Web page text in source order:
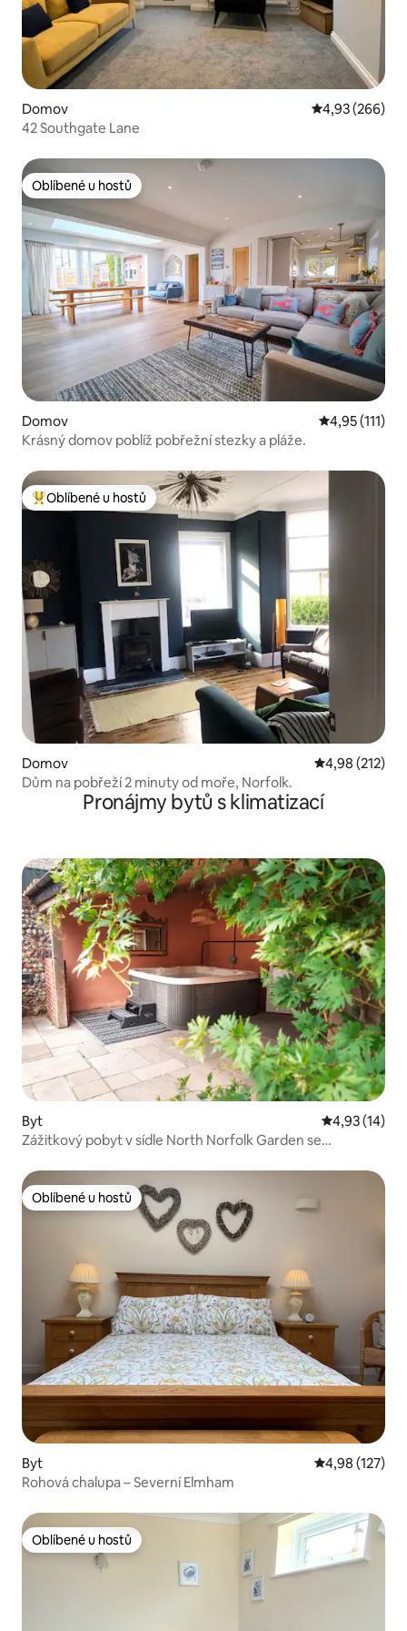
Domov Průměrné
4,93 (266)
42 Southgate Lane
Oblíbené u hostů
Oblíbené u hostů
Domov Průměrné
4,95 (111)
Krásný domov poblíž pobřežní stezky a pláže.
Nejlepší v kategorii Oblíbené u hostů
Oblíbené u hostů
Domov Průměrné
4,98 (212)
Dům na pobřeží 2 minuty od moře, Norfolk.
Pronájmy bytů s klimatizací
Byt Průměrné
4,93 (14)
Zážitkový pobyt v sídle North Norfolk Garden se
Oblíbené u hostů
Oblíbené u hostů
Byt Průměrné
4,98 (127)
Rohová chalupa – Severní Elmham
Oblíbené u hostů
Oblíbené u hostů